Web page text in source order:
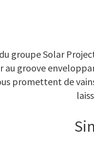
groupe Solar
groove
promettent de